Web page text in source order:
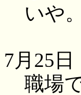
いや。
7月25日
職場